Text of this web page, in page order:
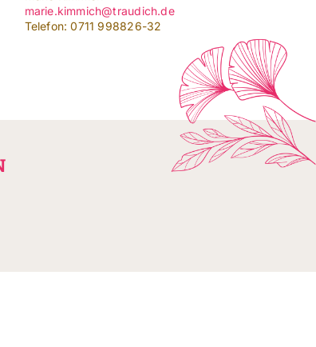
marie.kimmich@traudich.de
Telefon: 0711 998826-32